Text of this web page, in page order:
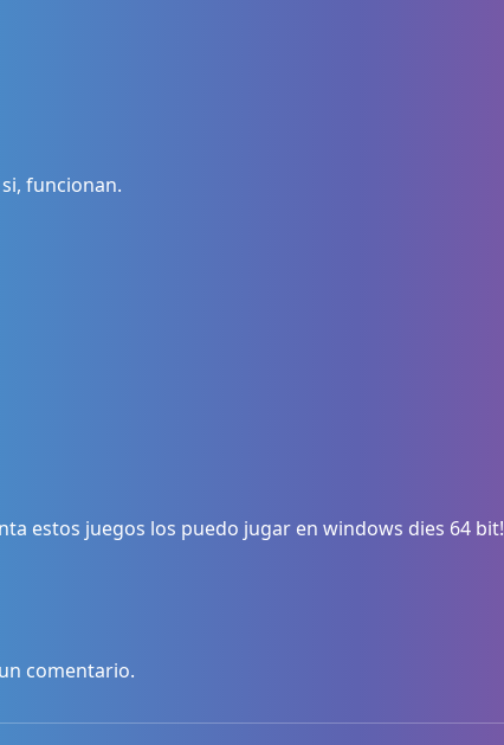
funcionan.
estos juegos los puedo jugar en windows dies 64 bit!
comentario.